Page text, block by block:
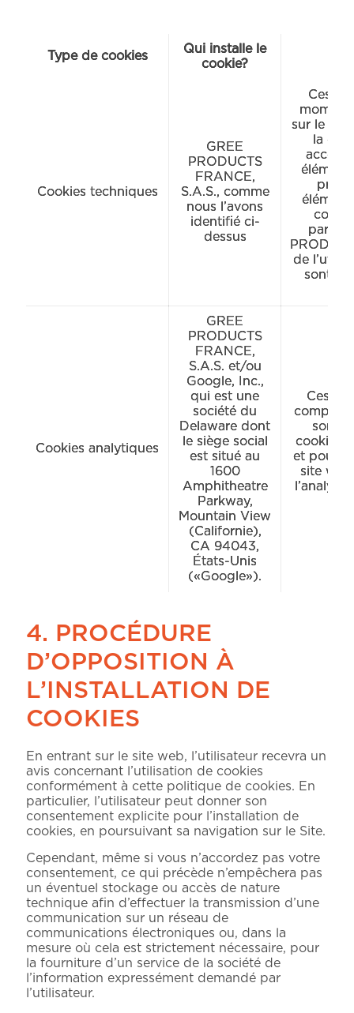
Type de cookies
Qui installe le
cookie?
Cookies techniques
GREE
PRODUCTS
FRANCE,
S.A.S., comme
nous l’avons
identifié ci-
dessus
Ces
moment
sur le
la
de
sont
Cookies analytiques
GREE
PRODUCTS
FRANCE,
S.A.S. et/ou
Google, Inc.,
qui est une
société du
Delaware dont
le siège social
est situé au
1600
Amphitheatre
Parkway,
Mountain View
(Californie),
CA 94043,
États-Unis
(«Google»).
Ces
sont
cookies
et pour
site
4. PROCÉDURE
D’OPPOSITION À
L’INSTALLATION DE
COOKIES
En entrant sur le site web, l’utilisateur recevra un
avis concernant l’utilisation de cookies
conformément à cette politique de cookies. En
particulier, l’utilisateur peut donner son
consentement explicite pour l’installation de
cookies, en poursuivant sa navigation sur le Site.
Cependant, même si vous n’accordez pas votre
consentement, ce qui précède n’empêchera pas
un éventuel stockage ou accès de nature
technique afin d’effectuer la transmission d’une
communication sur un réseau de
communications électroniques ou, dans la
mesure où cela est strictement nécessaire, pour
la fourniture d’un service de la société de
l’information expressément demandé par
l’utilisateur.